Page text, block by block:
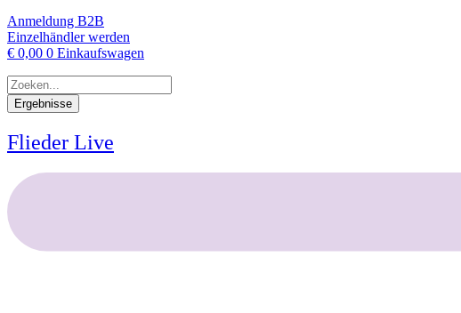
Anmeldung B2B
Einzelhändler werden
€ 0,00 0 Einkaufswagen
Suche
...Ergebnisse
Flieder Live